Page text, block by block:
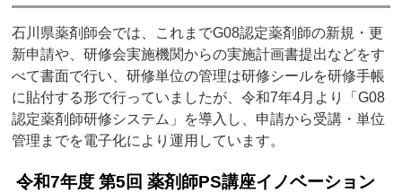
石川県薬剤師会では、これまでG08認定薬剤師の新規・更
新申請や、研修会実施機関からの実施計画書提出などをす
べて書面で行い、研修単位の管理は研修シールを研修手帳
に貼付する形で行っていましたが、令和7年4月より「G08
認定薬剤師研修システム」を導入し、申請から受講・単位
管理までを電子化により運用しています。
令和7年度 第5回 薬剤師PS講座イノベーション